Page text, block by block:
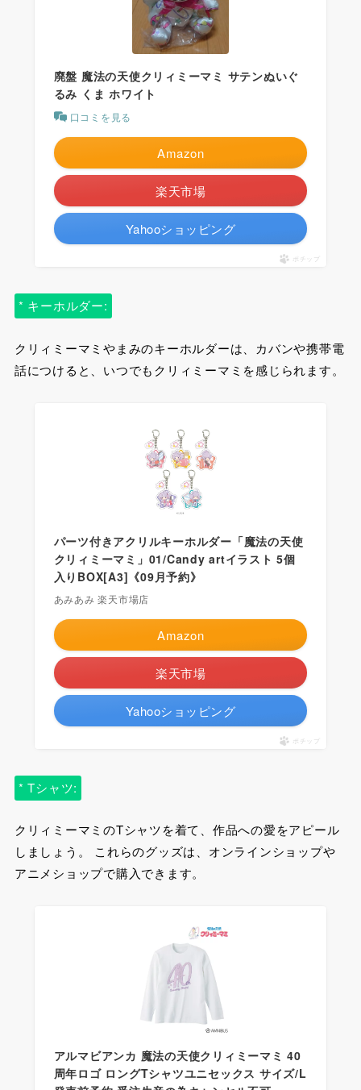
廃盤 魔法の天使クリィミーマミ サテンぬいぐ
るみ くま ホワイト
口コミを見る
Amazon
楽天市場
Yahooショッピング
ポチップ
* キーホルダー:
クリィミーマミやまみのキーホルダーは、カバンや携帯電
話につけると、いつでもクリィミーマミを感じられます。
パーツ付きアクリルキーホルダー「魔法の天使
クリィミーマミ」01/Candy artイラスト 5個
入りBOX[A3]《09月予約》
あみあみ 楽天市場店
Amazon
楽天市場
Yahooショッピング
ポチップ
* Tシャツ:
クリィミーマミのTシャツを着て、作品への愛をアピール
しましょう。 これらのグッズは、オンラインショップや
アニメショップで購入できます。
アルマビアンカ 魔法の天使クリィミーマミ 40
周年ロゴ ロングTシャツユニセックス サイズ/L